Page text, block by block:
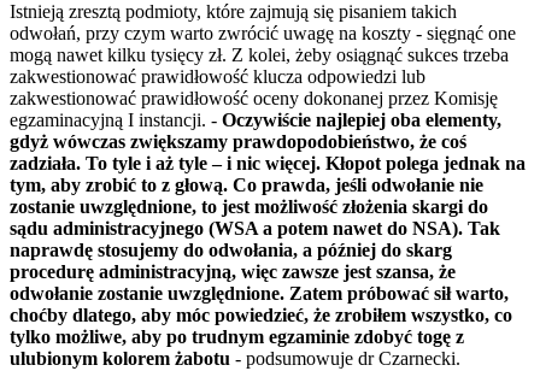
Istnieją zresztą podmioty, które zajmują się pisaniem takich
odwołań, przy czym warto zwrócić uwagę na koszty - sięgnąć one
mogą nawet kilku tysięcy zł. Z kolei, żeby osiągnąć sukces trzeba
zakwestionować prawidłowość klucza odpowiedzi lub
zakwestionować prawidłowość oceny dokonanej przez Komisję
egzaminacyjną I instancji. - Oczywiście najlepiej oba elementy,
gdyż wówczas zwiększamy prawdopodobieństwo, że coś
zadziała. To tyle i aż tyle – i nic więcej. Kłopot polega jednak na
tym, aby zrobić to z głową. Co prawda, jeśli odwołanie nie
zostanie uwzględnione, to jest możliwość złożenia skargi do
sądu administracyjnego (WSA a potem nawet do NSA). Tak
naprawdę stosujemy do odwołania, a później do skarg
procedurę administracyjną, więc zawsze jest szansa, że
odwołanie zostanie uwzględnione. Zatem próbować sił warto,
choćby dlatego, aby móc powiedzieć, że zrobiłem wszystko, co
tylko możliwe, aby po trudnym egzaminie zdobyć togę z
ulubionym kolorem żabotu - podsumowuje dr Czarnecki.